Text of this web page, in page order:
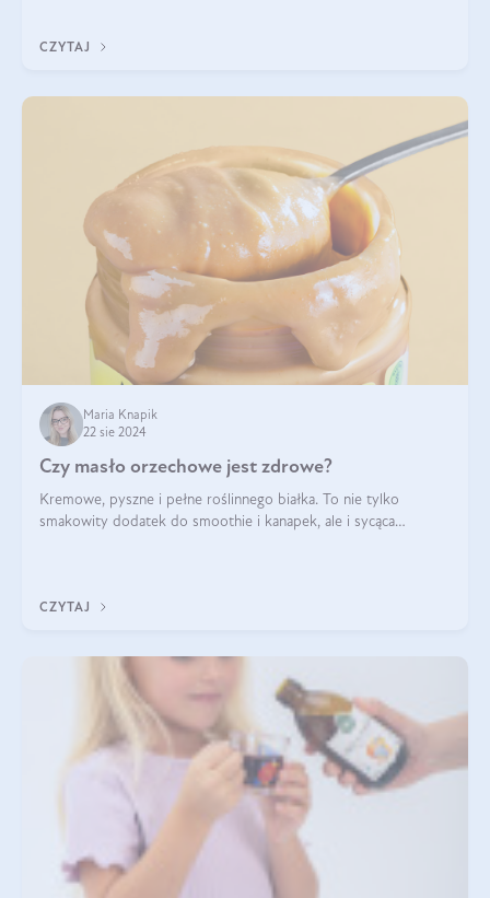
CZYTAJ
Maria Knapik
22 sie 2024
Czy masło orzechowe jest zdrowe?
Kremowe, pyszne i pełne roślinnego białka. To nie tylko
smakowity dodatek do smoothie i kanapek, ale i sycąca
CZYTAJ